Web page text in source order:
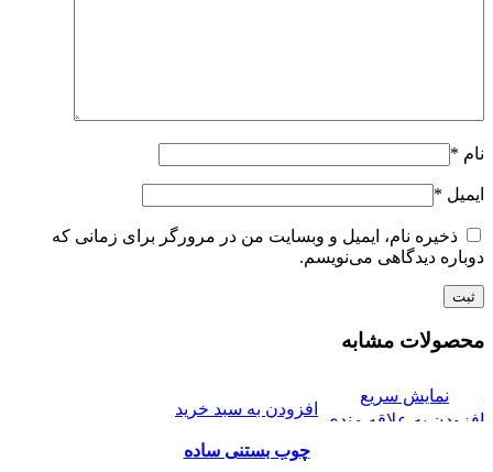
نام *
ایمیل *
ذخیره نام، ایمیل و وبسایت من در مرورگر برای زمانی که
دوباره دیدگاهی می‌نویسم.
محصولات مشابه
نمایش سریع
افزودن به علاقه مندی
افزودن به سبد خرید
چوب بستنی ساده